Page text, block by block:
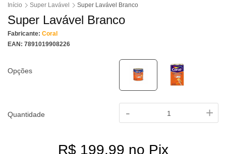
Início Super Lavável Super Lavável Branco
Super Lavável Branco
Fabricante: Coral
EAN: 7891019908226
Opções
Quantidade +
-
R$ 199,99 no Pix
ou até 1x de R$ 229,90 sem juros!